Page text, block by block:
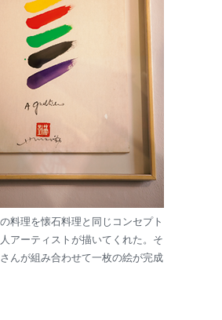
料理を懐石料理と同じコンセプト
アーティストが描いてくれた。そ
んが組み合わせて一枚の絵が完成